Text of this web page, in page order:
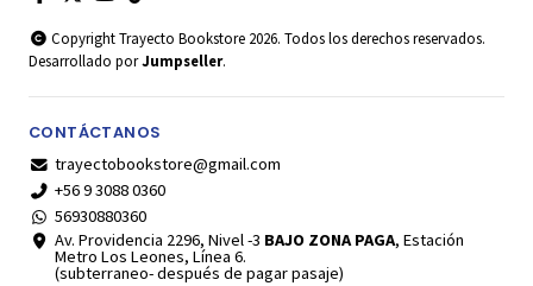
Copyright Trayecto Bookstore 2026. Todos los derechos reservados.
Desarrollado porJumpseller.
CONTÁCTANOS
trayectobookstore@gmail.com
+56 9 3088 0360
56930880360
Av. Providencia 2296, Nivel -3 BAJO ZONA PAGA, Estación
Metro Los Leones, Línea 6.
(subterraneo- después de pagar pasaje)